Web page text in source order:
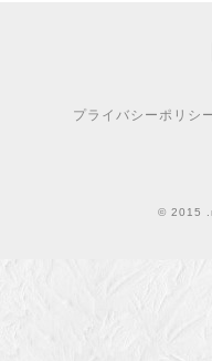
プライバシーポリシ
© 2015